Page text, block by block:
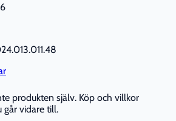
produkten själv. Köp och villkor
går vidare till.